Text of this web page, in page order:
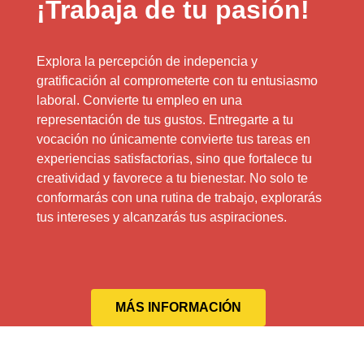
¡Trabaja de tu pasión!
Explora la percepción de indepencia y
gratificación al comprometerte con tu entusiasmo
laboral. Convierte tu empleo en una
representación de tus gustos. Entregarte a tu
vocación no únicamente convierte tus tareas en
experiencias satisfactorias, sino que fortalece tu
creatividad y favorece a tu bienestar. No solo te
conformarás con una rutina de trabajo, explorarás
tus intereses y alcanzarás tus aspiraciones.
MÁS INFORMACIÓN